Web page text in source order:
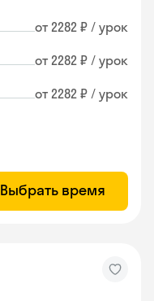
от 2282 ₽ / урок
от 2282 ₽ / урок
от 2282 ₽ / урок
Выбрать время